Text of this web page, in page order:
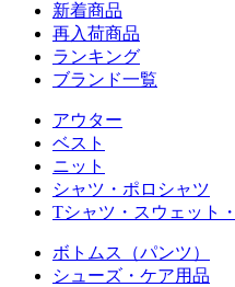
新着商品
再入荷商品
ランキング
ブランド一覧
アウター
ベスト
ニット
シャツ・ポロシャツ
Tシャツ・スウェット
ボトムス（パンツ）
シューズ・ケア用品